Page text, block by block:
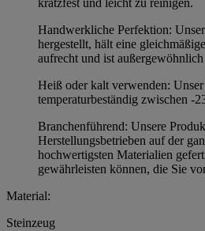
kratzfest und leicht zu reinigen.
Handwerkliche Perfektion:
hergestellt, hält eine
aufrecht und ist
Heiß oder kalt verwenden:
temperaturbeständig zwischen -
Branchenführend: Unsere
Herstellungsbetrieben auf der
hochwertigsten Materialien
gewährleisten können, die Sie
Material:
Steinzeug